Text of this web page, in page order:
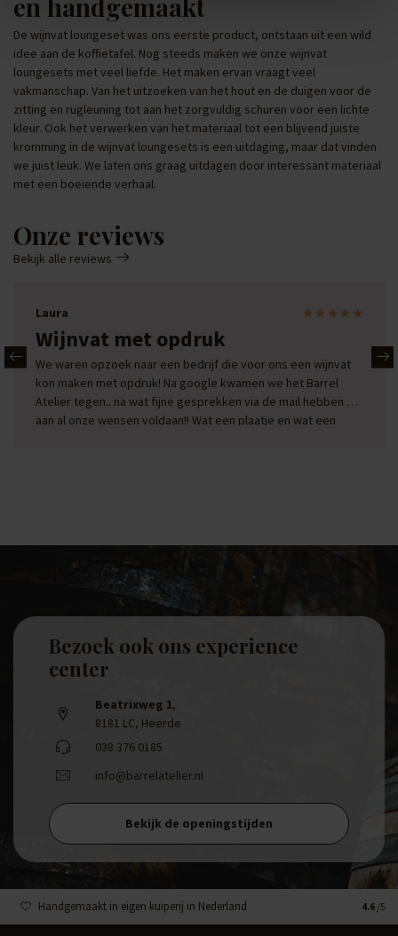
De wijnvat loungeset was ons eerste product, ontstaan uit een wild
idee aan de koffietafel. Nog steeds maken we onze wijnvat
loungesets met veel liefde. Het maken ervan vraagt veel
vakmanschap. Van het uitzoeken van het hout en de duigen voor de
zitting en rugleuning tot aan het zorgvuldig schuren voor een lichte
kleur. Ook het verwerken van het materiaal tot een blijvend juiste
kromming in de wijnvat loungesets is een uitdaging, maar dat vinden
we juist leuk. We laten ons graag uitdagen door interessant materiaal
met een boeiende verhaal.
Onze reviews
Bekijk alle reviews
Laura
Wijnvat met opdruk
We waren opzoek naar een bedrijf die voor ons een wijnvat
kon maken met opdruk! Na google kwamen we het Barrel
Atelier tegen.. na wat fijne gesprekken via de mail hebben ze
aan al onze wensen voldaan!! Wat een plaatje en wat een
Bezoek ook ons experience
center
Beatrixweg 1,
8181 LC, Heerde
038 376 0185
info@barrelatelier.nl
Bekijk de openingstijden
Handgemaakt in eigen kuiperij in Nederland 4.6 /5